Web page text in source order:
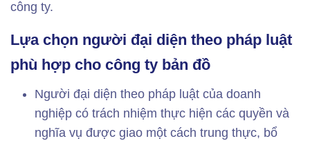
công ty.
Lựa chọn người đại diện theo pháp luật
phù hợp cho công ty bản đồ
Người đại diện theo pháp luật của doanh
nghiệp có trách nhiệm thực hiện các quyền và
nghĩa vụ được giao một cách trung thực, bổ